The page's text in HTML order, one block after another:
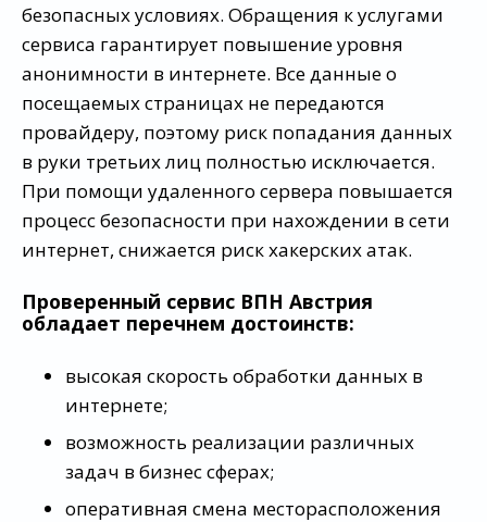
безопасных условиях. Обращения к услугами
сервиса гарантирует повышение уровня
анонимности в интернете. Все данные о
посещаемых страницах не передаются
провайдеру, поэтому риск попадания данных
в руки третьих лиц полностью исключается.
При помощи удаленного сервера повышается
процесс безопасности при нахождении в сети
интернет, снижается риск хакерских атак.
Проверенный сервис ВПН Австрия
обладает перечнем достоинств:
высокая скорость обработки данных в
интернете;
возможность реализации различных
задач в бизнес сферах;
оперативная смена месторасположения